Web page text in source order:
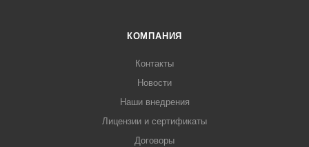
КОМПАНИЯ
Контакты
Новости
Наши внедрения
Лицензии и сертификаты
Договоры